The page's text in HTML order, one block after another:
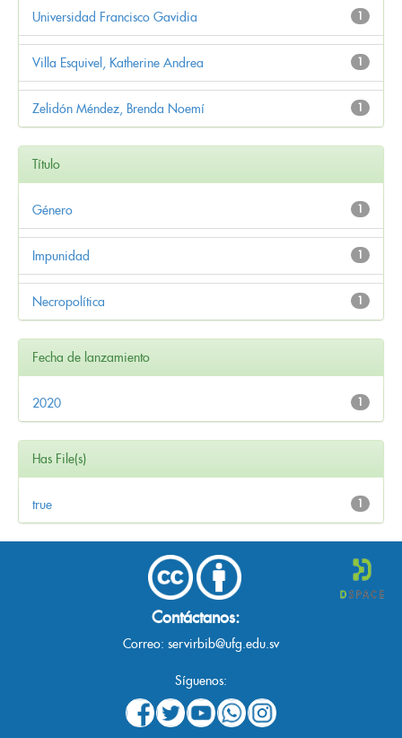
1
Universidad Francisco Gavidia
1
Villa Esquivel, Katherine Andrea
1
Zelidón Méndez, Brenda Noemí
Título
1
Género
1
Impunidad
1
Necropolítica
Fecha de lanzamiento
1
2020
Has File(s)
1
true
Contáctanos:
Correo: servirbib@ufg.edu.sv
Síguenos: